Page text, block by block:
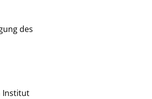
des
Institut